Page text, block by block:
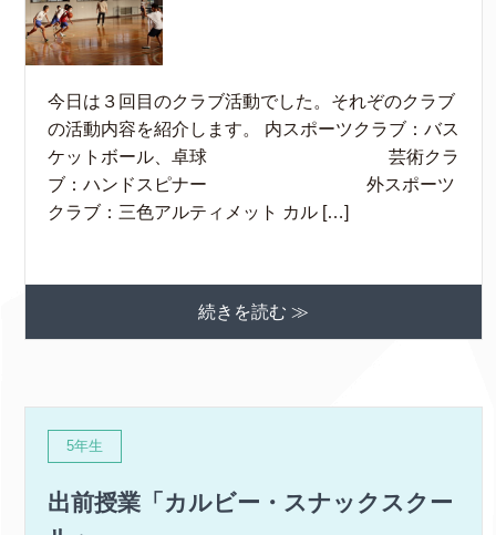
今日は３回目のクラブ活動でした。それぞのクラブ
の活動内容を紹介します。 内スポーツクラブ：バス
ケットボール、卓球 芸術クラ
ブ：ハンドスピナー 外スポーツ
クラブ：三色アルティメット カル […]
続きを読む ≫
5年生
出前授業「カルビー・スナックスクー